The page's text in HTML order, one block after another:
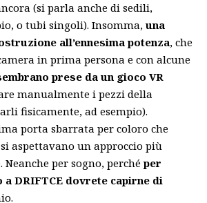
(si parla anche di sedili,
o tubi singoli). Insomma, una
all’ennesima potenza, che
in prima persona e con alcune
prese da un gioco VR
manualmente i pezzi della
fisicamente, ad esempio).
porta sbarrata per coloro che
aspettavano un approccio più
Neanche per sogno, perchéper
DRIFTCE dovrete capirne di